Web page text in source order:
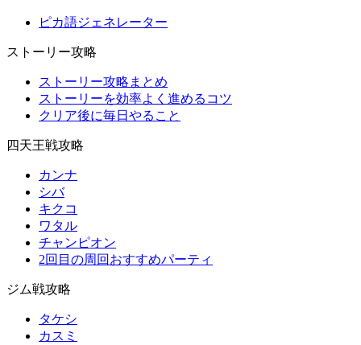
ピカ語ジェネレーター
ストーリー攻略
ストーリー攻略まとめ
ストーリーを効率よく進めるコツ
クリア後に毎日やること
四天王戦攻略
カンナ
シバ
キクコ
ワタル
チャンピオン
2回目の周回おすすめパーティ
ジム戦攻略
タケシ
カスミ